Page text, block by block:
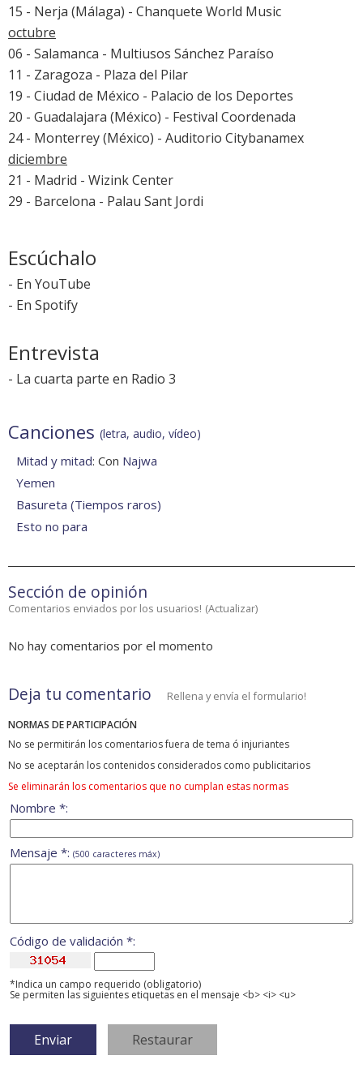
15 - Nerja (Málaga) - Chanquete World Music
octubre
06 - Salamanca - Multiusos Sánchez Paraíso
11 - Zaragoza - Plaza del Pilar
19 - Ciudad de México - Palacio de los Deportes
20 - Guadalajara (México) - Festival Coordenada
24 - Monterrey (México) - Auditorio Citybanamex
diciembre
21 - Madrid - Wizink Center
29 - Barcelona - Palau Sant Jordi
Escúchalo
- En YouTube
- En Spotify
Entrevista
- La cuarta parte en Radio 3
Canciones (letra, audio, vídeo)
Mitad y mitad: Con Najwa
Yemen
Basureta (Tiempos raros)
Esto no para
Sección de opinión
Comentarios enviados por los usuarios! (Actualizar)
No hay comentarios por el momento
Deja tu comentario Rellena y envía el formulario!
NORMAS DE PARTICIPACIÓN
No se permitirán los comentarios fuera de tema ó injuriantes
No se aceptarán los contenidos considerados como publicitarios
Se eliminarán los comentarios que no cumplan estas normas
Nombre *:
Mensaje *: (500 caracteres máx)
Código de validación *:
*Indica un campo requerido (obligatorio)
Se permiten las siguientes etiquetas en el mensaje <b> <i> <u>